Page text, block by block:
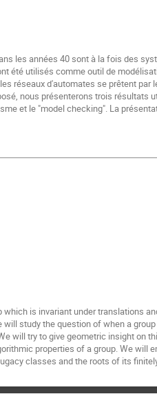
les années 40 sont à la fois des
été utilisés comme outil de
réseaux d'automates se prêtent
nous présenterons trois
et le "model checking". La
is invariant under translations
study the question of when a
will try to give geometric insight on
properties of a group. We will
classes and the roots of its